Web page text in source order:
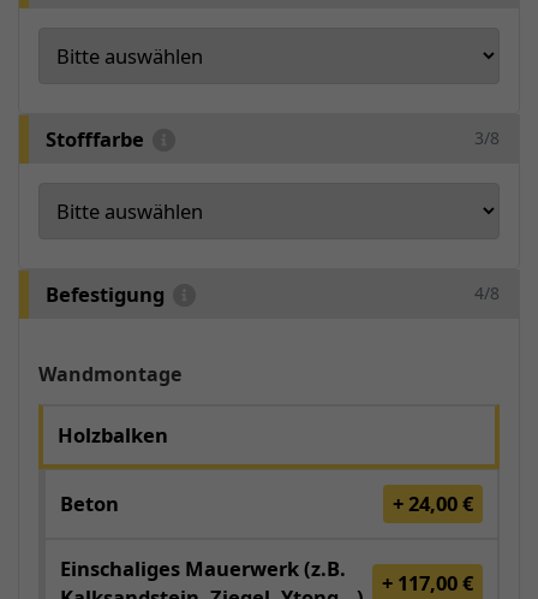
Stofffarbe 3/8
Befestigung 4/8
Wandmontage
Holzbalken
Beton + 24,00 €
Einschaliges Mauerwerk (z.B.
+ 117,00 €